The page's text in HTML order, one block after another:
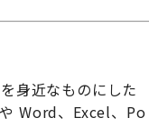
身近なものにした
Word、Excel、Po